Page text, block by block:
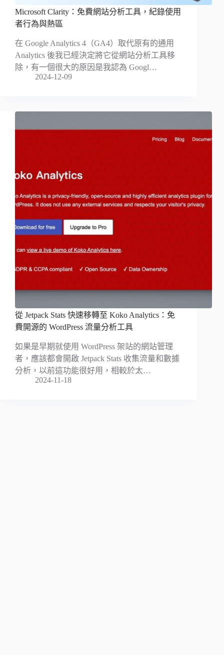
Microsoft Clarity：免費網站分析工具，紀錄使用
者行為與熱區
在 Google Analytics 4（GA4）取代原有的通用
Analytics 後我已經決定將它從網站分析工具移
除，有一個很大的原因是我認為 Googl…
2024-12-09
從 Jetpack Stats 快速移轉至 Koko Analytics：免
費開源的 WordPress 流量分析工具
如果是早期就使用 WordPress 架站的網站管理
者，應該都會開啟 Jetpack Stats 收集流量和數據
分析，以前這功能很好用，相較於太…
2024-11-18